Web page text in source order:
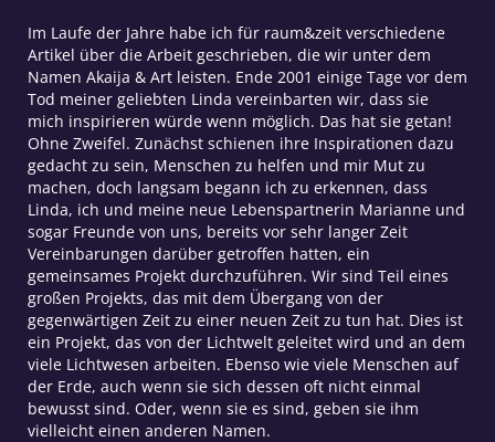
Im Laufe der Jahre habe ich für raum&zeit verschiedene
Artikel über die Arbeit geschrieben, die wir unter dem
Namen Akaija & Art leisten. Ende 2001 einige Tage vor dem
Tod meiner geliebten Linda vereinbarten wir, dass sie
mich inspirieren würde wenn möglich. Das hat sie getan!
Ohne Zweifel. Zunächst schienen ihre Inspirationen dazu
gedacht zu sein, Menschen zu helfen und mir Mut zu
machen, doch langsam begann ich zu erkennen, dass
Linda, ich und meine neue Lebenspartnerin Marianne und
sogar Freunde von uns, bereits vor sehr langer Zeit
Vereinbarungen darüber getroffen hatten, ein
gemeinsames Projekt durchzuführen. Wir sind Teil eines
großen Projekts, das mit dem Übergang von der
gegenwärtigen Zeit zu einer neuen Zeit zu tun hat. Dies ist
ein Projekt, das von der Lichtwelt geleitet wird und an dem
viele Lichtwesen arbeiten. Ebenso wie viele Menschen auf
der Erde, auch wenn sie sich dessen oft nicht einmal
bewusst sind. Oder, wenn sie es sind, geben sie ihm
vielleicht einen anderen Namen.